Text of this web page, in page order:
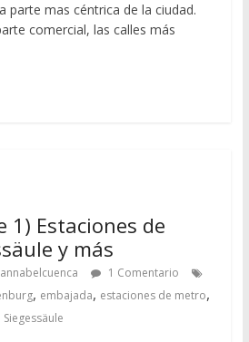
parte mas céntrica de la ciudad.
comercial, las calles más
1) Estaciones de
y más
annabelcuenca
1 Comentario
, embajada, estaciones de metro,
Siegessäule